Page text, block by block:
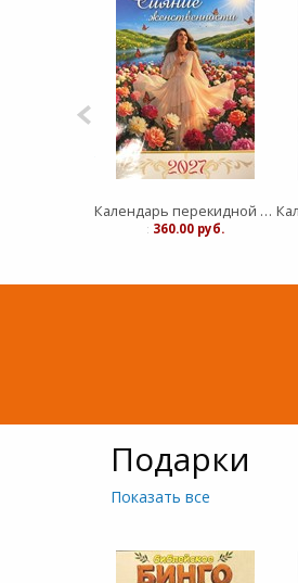
Календарь перекидной "Вдохновение" Сияние Женственности 25Х35
: 360.00 руб.
Подарки
Показать все